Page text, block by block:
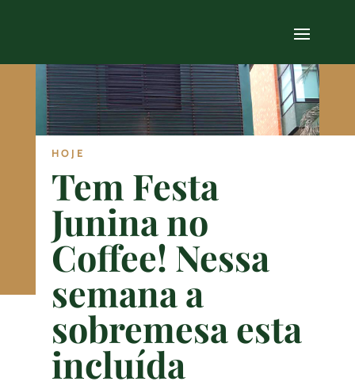
HOJE
Tem Festa
Junina no
Coffee! Nessa
semana a
sobremesa esta
incluída